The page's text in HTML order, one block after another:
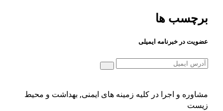
برچسب ها
عضویت در خبرنامه ایمیلی
مشاوره و اجرا در کلیه زمینه های ایمنی, بهداشت و محیط
زیست